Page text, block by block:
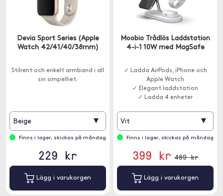
Devia Sport Series (Apple
Watch 42/41/40/38mm)
Stilrent och enkelt armband i all
sin simpelhet.
Beige ▾
Finns i lager, skickas på måndag
229 kr
Lägg i varukorgen
Moobio Trådlös Laddstation
4-i-1 10W med MagSafe
✓ Ladda AirPods, iPhone och
Apple Watch
✓ Elegant laddstation
✓ Ladda 4 enheter
Vit ▾
Finns i lager, skickas på måndag
399 kr 489 kr
Lägg i varukorgen